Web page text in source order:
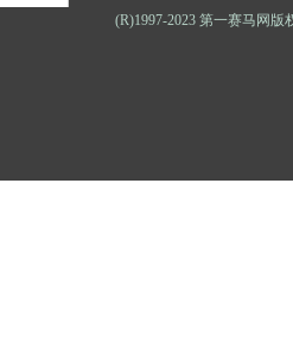
(R)1997-2023 第一赛马网版